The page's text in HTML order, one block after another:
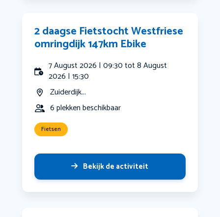
2 daagse Fietstocht Westfriese
omringdijk 147km Ebike
7 August 2026 | 09:30 tot 8 August
2026 | 15:30
Zuiderdijk...
6 plekken beschikbaar
Fietsen
Bekijk de activiteit